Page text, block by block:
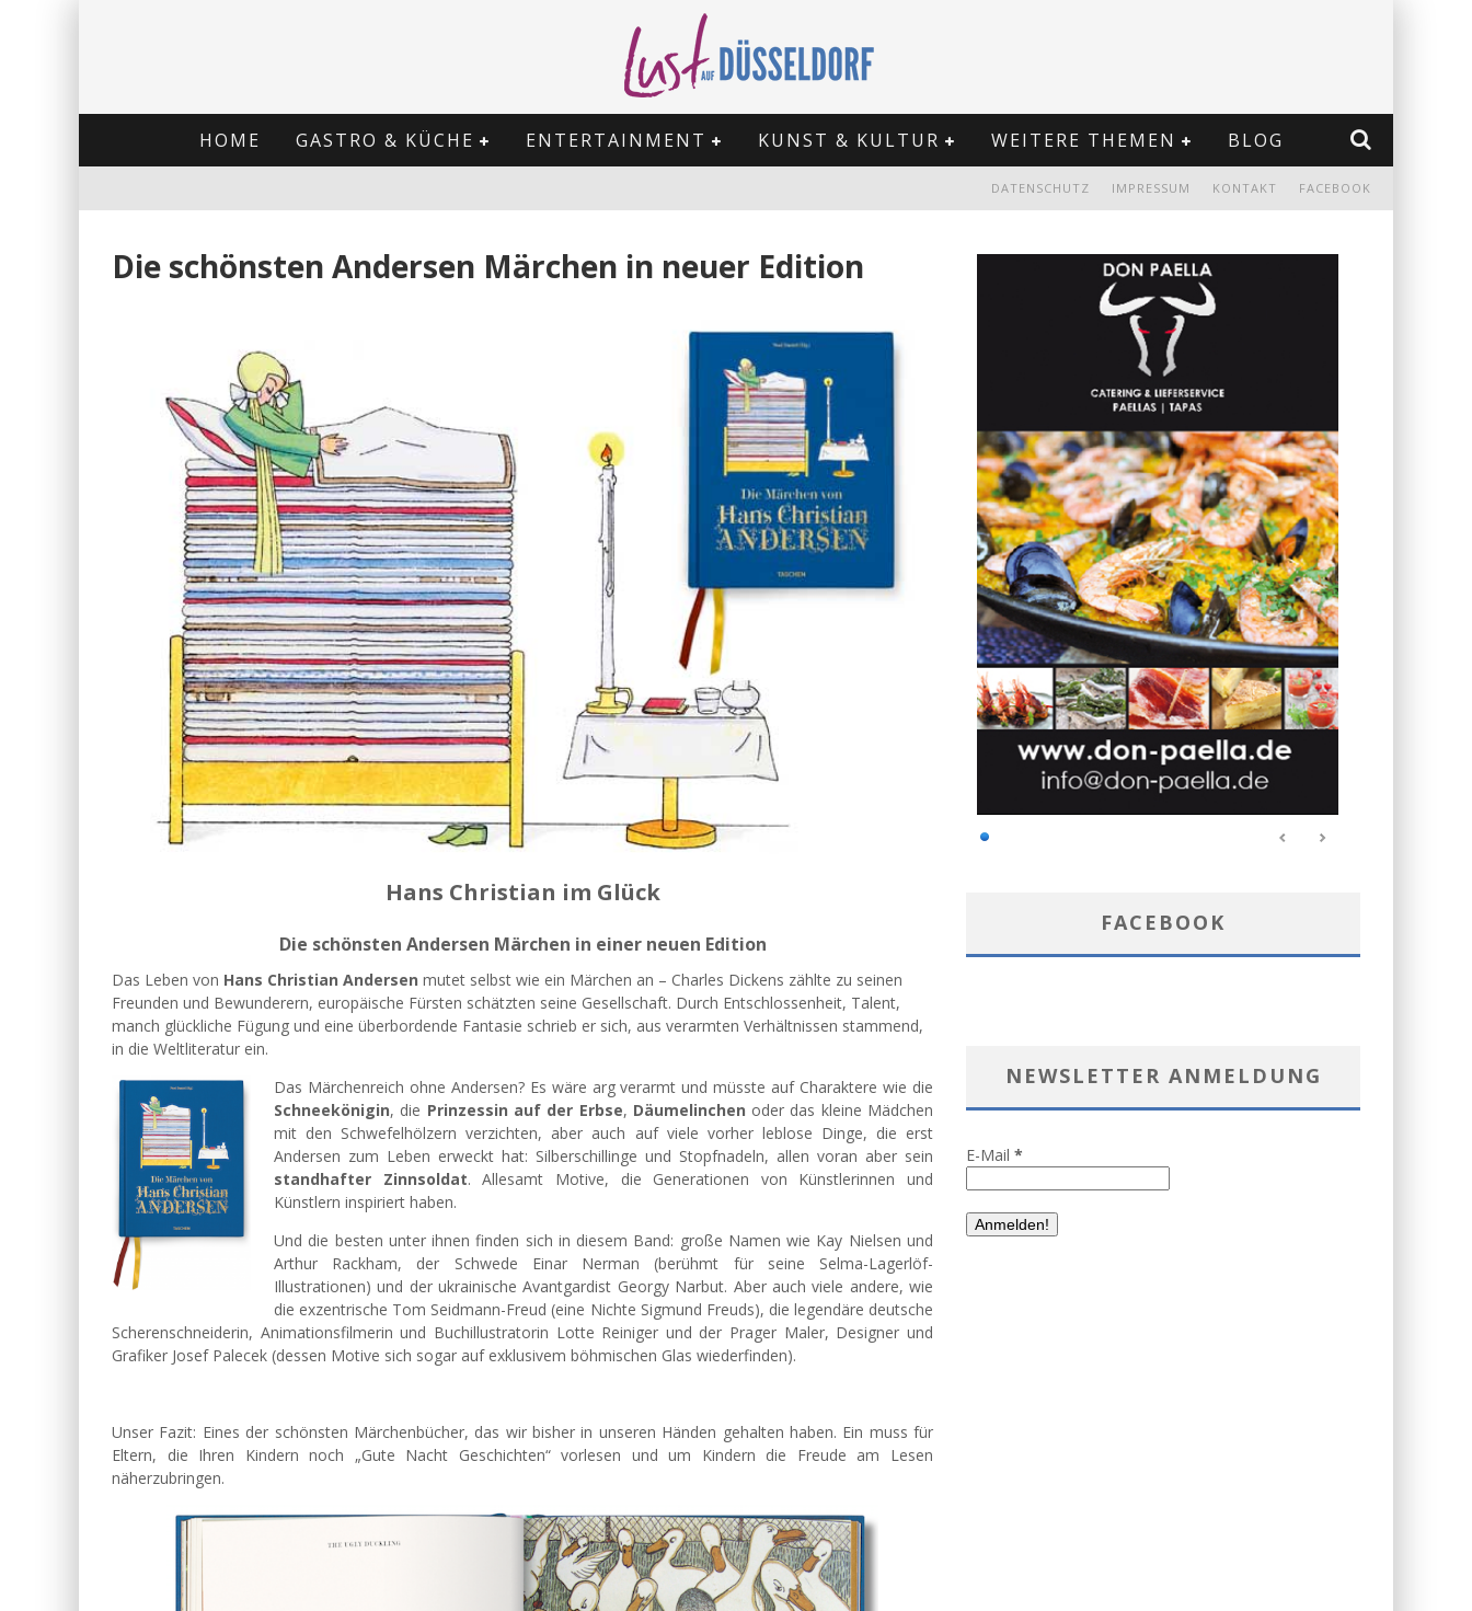
HOME GASTRO & KÜCHE ENTERTAINMENT KUNST & KULTUR WEITERE THEMEN BLOG
FACEBOOK
KONTAKT
IMPRESSUM
DATENSCHUTZ
Die schönsten Andersen Märchen in neuer Edition
Hans Christian im Glück
Die schönsten Andersen Märchen in einer neuen Edition
Das Leben von Hans Christian Andersen mutet selbst wie ein Märchen an – Charles Dickens zählte zu seinen
Freunden und Bewunderern, europäische Fürsten schätzten seine Gesellschaft. Durch Entschlossenheit, Talent,
manch glückliche Fügung und eine überbordende Fantasie schrieb er sich, aus verarmten Verhältnissen stammend,
in die Weltliteratur ein.
Das Märchenreich ohne Andersen? Es wäre arg verarmt und müsste auf Charaktere wie die
Schneekönigin, die Prinzessin auf der Erbse, Däumelinchen oder das kleine Mädchen
mit den Schwefelhölzern verzichten, aber auch auf viele vorher leblose Dinge, die erst
Andersen zum Leben erweckt hat: Silberschillinge und Stopfnadeln, allen voran aber sein
standhafter Zinnsoldat. Allesamt Motive, die Generationen von Künstlerinnen und
Künstlern inspiriert haben.
Und die besten unter ihnen finden sich in diesem Band: große Namen wie Kay Nielsen und
Arthur Rackham, der Schwede Einar Nerman (berühmt für seine Selma-Lagerlöf-
Illustrationen) und der ukrainische Avantgardist Georgy Narbut. Aber auch viele andere, wie
die exzentrische Tom Seidmann-Freud (eine Nichte Sigmund Freuds), die legendäre deutsche
Scherenschneiderin, Animationsfilmerin und Buchillustratorin Lotte Reiniger und der Prager Maler, Designer und
Grafiker Josef Palecek (dessen Motive sich sogar auf exklusivem böhmischen Glas wiederfinden).
Unser Fazit: Eines der schönsten Märchenbücher, das wir bisher in unseren Händen gehalten haben. Ein muss für
Eltern, die Ihren Kindern noch „Gute Nacht Geschichten“ vorlesen und um Kindern die Freude am Lesen
näherzubringen.
FACEBOOK
NEWSLETTER ANMELDUNG
E-Mail *